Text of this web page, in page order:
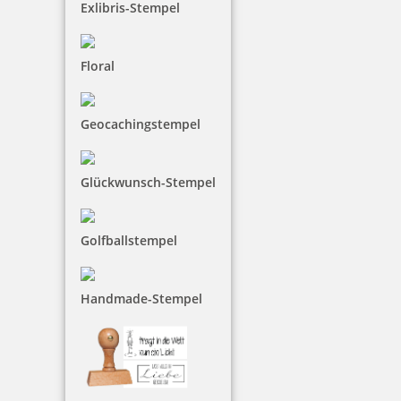
Exlibris-Stempel
Floral
Geocachingstempel
Glückwunsch-Stempel
Golfballstempel
Handmade-Stempel
Jetzt gestalten
Holzstempel Rund 60 mm Durchmesser
30,75 €